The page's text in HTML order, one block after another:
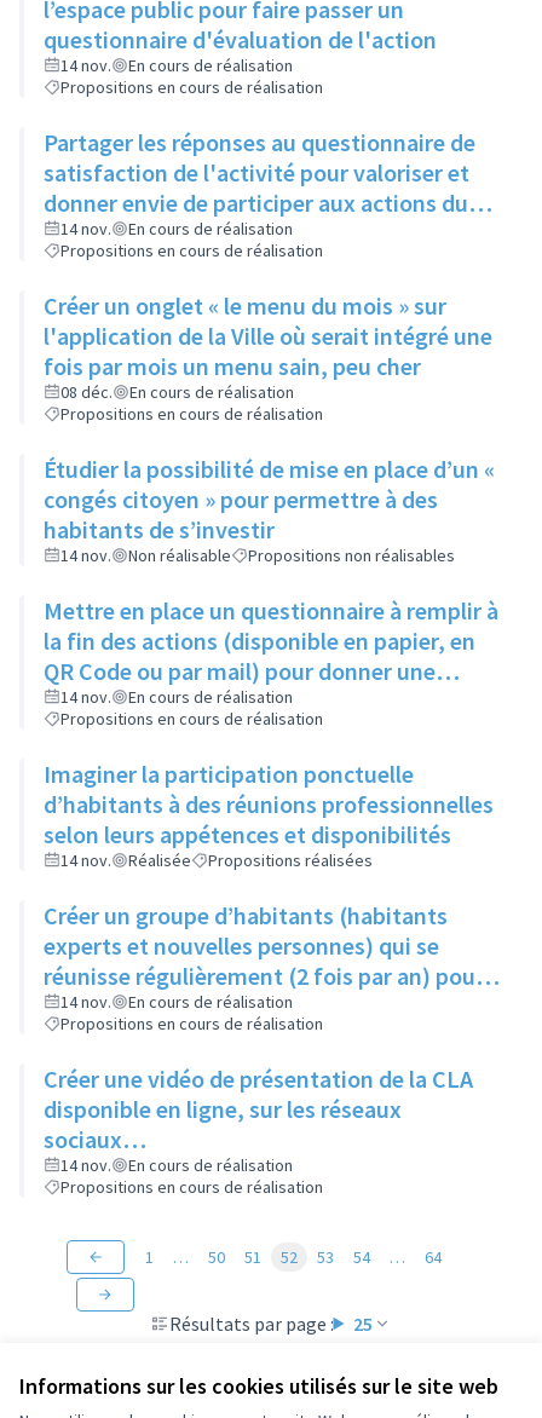
Informations sur les cookies utilisés sur le site web
l’espace public pour faire passer un
questionnaire d'évaluation de l'action
14 nov.
En cours de réalisation
Propositions en cours de réalisation
Partager les réponses au questionnaire de
satisfaction de l'activité pour valoriser et
donner envie de participer aux actions du
Contrat de Ville
14 nov.
En cours de réalisation
Propositions en cours de réalisation
Créer un onglet « le menu du mois » sur
l'application de la Ville où serait intégré une
fois par mois un menu sain, peu cher
08 déc.
En cours de réalisation
Propositions en cours de réalisation
Étudier la possibilité de mise en place d’un «
congés citoyen » pour permettre à des
habitants de s’investir
14 nov. Non réalisable Propositions non réalisables
Mettre en place un questionnaire à remplir à
la fin des actions (disponible en papier, en
QR Code ou par mail) pour donner une
appréciation de l'action et son évaluation
14 nov.
En cours de réalisation
Propositions en cours de réalisation
Imaginer la participation ponctuelle
d’habitants à des réunions professionnelles
selon leurs appétences et disponibilités
14 nov. Réalisée Propositions réalisées
Créer un groupe d’habitants (habitants
experts et nouvelles personnes) qui se
réunisse régulièrement (2 fois par an) pour
suivre les actions du Contrat de Ville
14 nov.
En cours de réalisation
Propositions en cours de réalisation
Créer une vidéo de présentation de la CLA
disponible en ligne, sur les réseaux
sociaux…
14 nov.
En cours de réalisation
Propositions en cours de réalisation
Résultats par page : 25
1 … 50 51 52 53 54 … 64